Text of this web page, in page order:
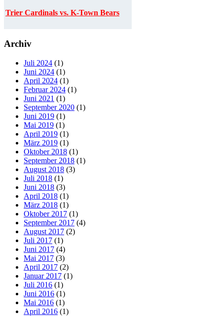
Trier Cardinals vs. K-Town Bears
Archiv
Juli 2024 (1)
Juni 2024 (1)
April 2024 (1)
Februar 2024 (1)
Juni 2021 (1)
September 2020 (1)
Juni 2019 (1)
Mai 2019 (1)
April 2019 (1)
März 2019 (1)
Oktober 2018 (1)
September 2018 (1)
August 2018 (3)
Juli 2018 (1)
Juni 2018 (3)
April 2018 (1)
März 2018 (1)
Oktober 2017 (1)
September 2017 (4)
August 2017 (2)
Juli 2017 (1)
Juni 2017 (4)
Mai 2017 (3)
April 2017 (2)
Januar 2017 (1)
Juli 2016 (1)
Juni 2016 (1)
Mai 2016 (1)
April 2016 (1)